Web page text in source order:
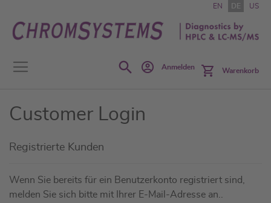
Inhalt
springen
EN DE US
SearchAnmelden Warenkorb
Customer Login
Registrierte Kunden
Wenn Sie bereits für ein Benutzerkonto registriert sind,
melden Sie sich bitte mit Ihrer E-Mail-Adresse an..